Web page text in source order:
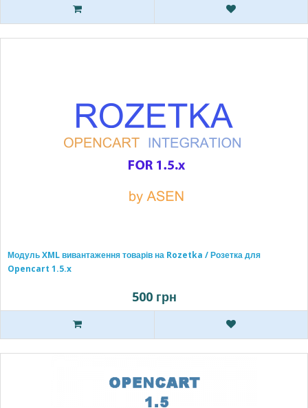
Модуль XML вивантаження товарів на Rozetka / Розетка для
Opencart 1.5.x
500 грн